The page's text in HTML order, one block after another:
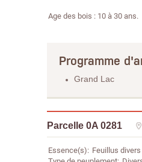
Age des bois : 10 à 30 ans.
Programme
Grand Lac
Parcelle 0A 0281
Essence(s) Feuillus divers